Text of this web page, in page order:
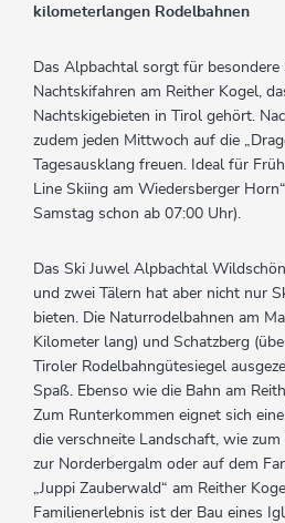
kilometerlangen Rodelbahnen
Das Alpbachtal sorgt für
Nachtskifahren am Reither Kogel,
Nachtskigebieten in Tirol gehört.
zudem jeden Mittwoch auf die
Tagesausklang freuen. Ideal für
Line Skiing am Wiedersberger
Samstag schon ab 07:00 Uhr).
Das Ski Juwel Alpbachtal
und zwei Tälern hat aber nicht nur
bieten. Die Naturrodelbahnen am
Kilometer lang) und Schatzberg
Tiroler Rodelbahngütesiegel
Spaß. Ebenso wie die Bahn am
Zum Runterkommen eignet sich
die verschneite Landschaft, wie
zur Norderbergalm oder auf dem
„Juppi Zauberwald“ am Reither
Familienerlebnis ist der Bau eines